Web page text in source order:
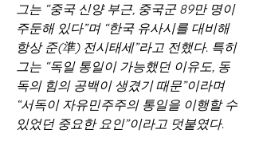
그는 “중국 신양 부근, 중국군 89만 명이
주둔해 있다”며 “한국 유사시를 대비해
항상 준(準) 전시태세”라고 전했다. 특히
그는 “독일 통일이 가능했던 이유도, 동
독의 힘의 공백이 생겼기 때문”이라며
“서독이 자유민주주의 통일을 이행할 수
있었던 중요한 요인”이라고 덧붙였다.